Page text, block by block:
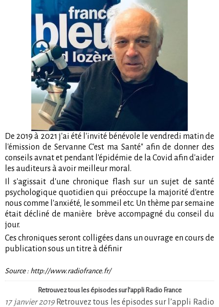
De 2019 à 2021 j'ai été l'invité bénévole le vendredi matin de
l'émission de Servanne C'est ma Santé" afin de donner des
conseils avnat et pendant l'épidémie de la Covid afin d'aider
les auditeurs à avoir meilleur moral.
Il s'agissait d'une chronique flash sur un sujet de santé
psychologique quotidien qui préoccupe la majorité d'entre
nous comme l'anxiété, le sommeil etc. Un thème par semaine
était décliné de manière brève accompagné du conseil du
jour.
Ces chroniques seront colligées dans un ouvrage en cours de
publication sous un titre à définir
Source : http://www.radiofrance.fr/
Retrouvez tous les épisodes sur l’appli Radio France
17 janvier 2019 Retrouvez tous les épisodes sur l’appli Radio